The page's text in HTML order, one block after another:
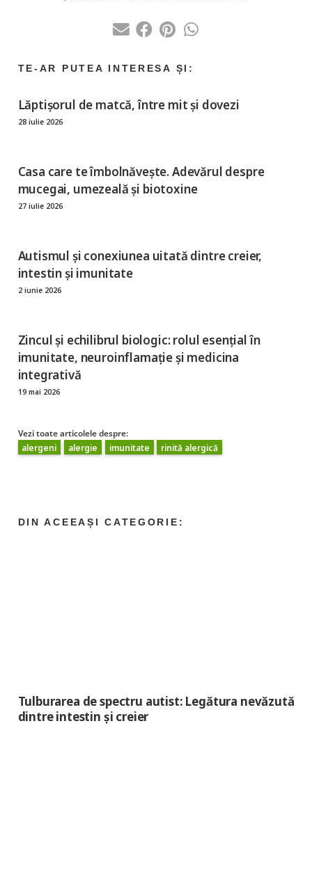
Lăptișorul de matcă, între mit și dovezi
28 iulie 2026
Casa care te îmbolnăvește. Adevărul despre
mucegai, umezeală și biotoxine
27 iulie 2026
Autismul și conexiunea uitată dintre creier,
intestin și imunitate
2 iunie 2026
Zincul și echilibrul biologic: rolul esențial în
imunitate, neuroinflamație și medicina
integrativă
19 mai 2026
Vezi toate articolele despre:
alergeni
alergie imunitate rinită alergică
Tulburarea de spectru autist: Legătura nevăzută
dintre intestin și creier